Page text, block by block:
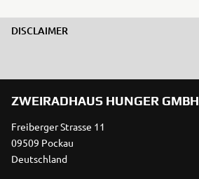
DISCLAIMER
ZWEIRADHAUS HUNGER GMBH
Freiberger Strasse 11
09509 Pockau
Deutschland